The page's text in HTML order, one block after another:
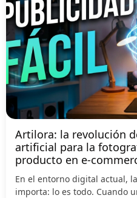
Artilora: la revolución
artificial para la
producto en e-
En el entorno digital actual,
importa: lo es todo. Cuando